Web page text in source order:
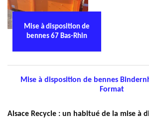
Mise à disposition de
bennes 67 Bas-Rhin
Mise à disposition de bennes
Format
Alsace Recycle : un habitué de la mise à